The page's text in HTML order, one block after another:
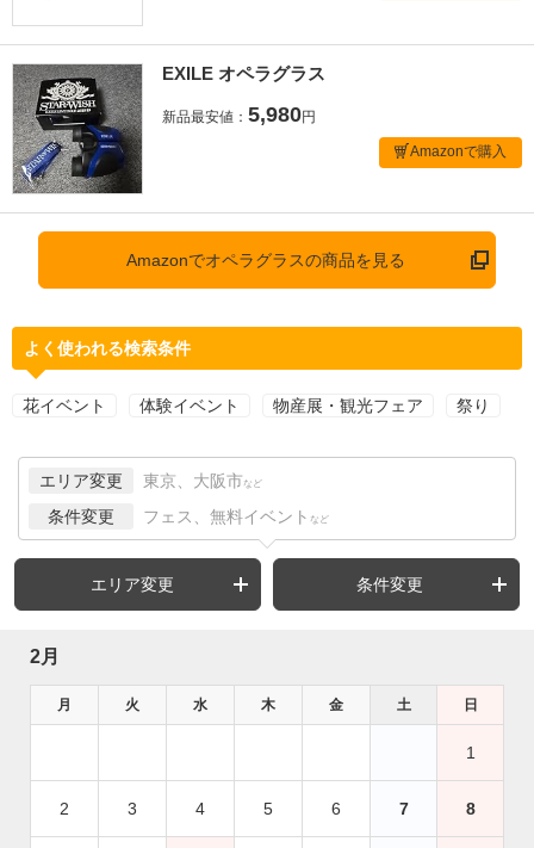
EXILE オペラグラス
新品最安値： 5,980円
Amazonで購入
Amazonでオペラグラスの商品を見る
よく使われる検索条件
花イベント 体験イベント 物産展・観光フェア 祭り
エリア変更 東京、大阪市 など
条件変更 フェス、無料イベント など
エリア変更 条件変更
2月
月 火 水 木 金 土 日
1
2 3 4 5 6 7 8